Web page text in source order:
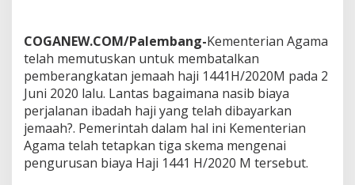
H
a
j
i
1
4
4
1
H
D
COGANEW.COM/Palembang-Kementerian Agama
telah memutuskan untuk membatalkan
pemberangkatan jemaah haji 1441H/2020M pada 2
Juni 2020 lalu. Lantas bagaimana nasib biaya
perjalanan ibadah haji yang telah dibayarkan
jemaah?. Pemerintah dalam hal ini Kementerian
Agama telah tetapkan tiga skema mengenai
pengurusan biaya Haji 1441 H/2020 M tersebut.